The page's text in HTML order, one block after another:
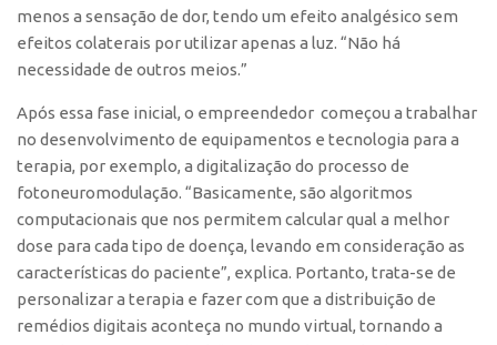
PRPI/USP
InovaUSP
Comunicação
Eventos
Agenda AUSPIN
Fala Inovação
Edição 2025
Edição 2021
menos a sensação de dor, tendo um efeito analgésico sem
efeitos colaterais por utilizar apenas a luz. “Não há
necessidade de outros meios.”
Após essa fase inicial, o empreendedor começou a trabalhar
no desenvolvimento de equipamentos e tecnologia para a
terapia, por exemplo, a digitalização do processo de
fotoneuromodulação. “Basicamente, são algoritmos
computacionais que nos permitem calcular qual a melhor
dose para cada tipo de doença, levando em consideração as
características do paciente”, explica. Portanto, trata-se de
personalizar a terapia e fazer com que a distribuição de
remédios digitais aconteça no mundo virtual, tornando a